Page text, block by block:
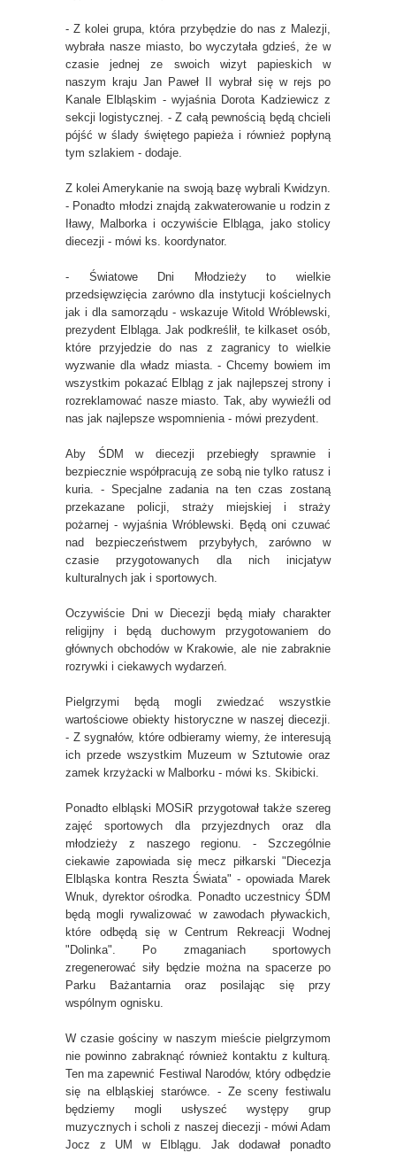
- Z kolei grupa, która przybędzie do nas z Malezji,
wybrała nasze miasto, bo wyczytała gdzieś, że w
czasie jednej ze swoich wizyt papieskich w
naszym kraju Jan Paweł II wybrał się w rejs po
Kanale Elbląskim - wyjaśnia Dorota Kadziewicz z
sekcji logistycznej. - Z całą pewnością będą chcieli
pójść w ślady świętego papieża i również popłyną
tym szlakiem - dodaje.
Z kolei Amerykanie na swoją bazę wybrali Kwidzyn.
- Ponadto młodzi znajdą zakwaterowanie u rodzin z
Iławy, Malborka i oczywiście Elbląga, jako stolicy
diecezji - mówi ks. koordynator.
- Światowe Dni Młodzieży to wielkie
przedsięwzięcia zarówno dla instytucji kościelnych
jak i dla samorządu - wskazuje Witold Wróblewski,
prezydent Elbląga. Jak podkreślił, te kilkaset osób,
które przyjedzie do nas z zagranicy to wielkie
wyzwanie dla władz miasta. - Chcemy bowiem im
wszystkim pokazać Elbląg z jak najlepszej strony i
rozreklamować nasze miasto. Tak, aby wywieźli od
nas jak najlepsze wspomnienia - mówi prezydent.
Aby ŚDM w diecezji przebiegły sprawnie i
bezpiecznie współpracują ze sobą nie tylko ratusz i
kuria. - Specjalne zadania na ten czas zostaną
przekazane policji, straży miejskiej i straży
pożarnej - wyjaśnia Wróblewski. Będą oni czuwać
nad bezpieczeństwem przybyłych, zarówno w
czasie przygotowanych dla nich inicjatyw
kulturalnych jak i sportowych.
Oczywiście Dni w Diecezji będą miały charakter
religijny i będą duchowym przygotowaniem do
głównych obchodów w Krakowie, ale nie zabraknie
rozrywki i ciekawych wydarzeń.
Pielgrzymi będą mogli zwiedzać wszystkie
wartościowe obiekty historyczne w naszej diecezji.
- Z sygnałów, które odbieramy wiemy, że interesują
ich przede wszystkim Muzeum w Sztutowie oraz
zamek krzyżacki w Malborku - mówi ks. Skibicki.
Ponadto elbląski MOSiR przygotował także szereg
zajęć sportowych dla przyjezdnych oraz dla
młodzieży z naszego regionu. - Szczególnie
ciekawie zapowiada się mecz piłkarski "Diecezja
Elbląska kontra Reszta Świata" - opowiada Marek
Wnuk, dyrektor ośrodka. Ponadto uczestnicy ŚDM
będą mogli rywalizować w zawodach pływackich,
które odbędą się w Centrum Rekreacji Wodnej
"Dolinka". Po zmaganiach sportowych
zregenerować siły będzie można na spacerze po
Parku Bażantarnia oraz posilając się przy
wspólnym ognisku.
W czasie gościny w naszym mieście pielgrzymom
nie powinno zabraknąć również kontaktu z kulturą.
Ten ma zapewnić Festiwal Narodów, który odbędzie
się na elbląskiej starówce. - Ze sceny festiwalu
będziemy mogli usłyszeć występy grup
muzycznych i scholi z naszej diecezji - mówi Adam
Jocz z UM w Elblągu. Jak dodawał ponadto